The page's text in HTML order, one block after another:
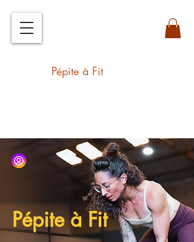
Pépite à Fit
Pépite à Fit